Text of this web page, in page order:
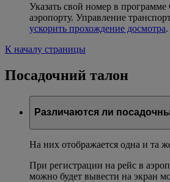
Указать свой номер в
аэропорту. Управление
ускорить прохождение досмотра.
К началу страницы
Посадочний талон
Различаются ли
На них отображается одна и та
При регистрации на рейс в
можно будет вывести на экран